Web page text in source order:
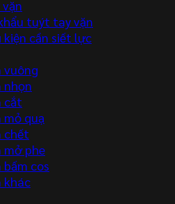
vặn
tuýt tay vặn
kiện cần siết lực
vuông
nhọn
cắt
mỏ quạ
chết
mở phe
bấm cos
khác